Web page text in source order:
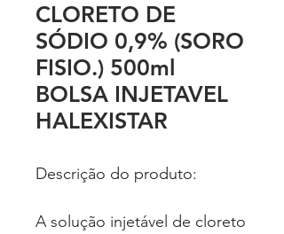
CLORETO DE
SÓDIO 0,9% (SORO
FISIO.) 500ml
BOLSA INJETAVEL
HALEXISTAR
Descrição do produto:
A solução injetável de cloreto